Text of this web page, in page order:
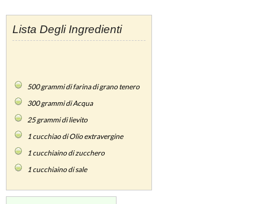
Lista Degli Ingredienti
500grammi di farina di grano tenero
300grammi di Acqua
25grammi di lievito
1 cucchiao di Olio extravergine
1 cucchiaino di zucchero
1 cucchiaino di sale